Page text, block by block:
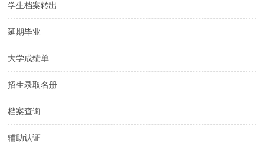
学生档案转出
延期毕业
大学成绩单
招生录取名册
档案查询
辅助认证